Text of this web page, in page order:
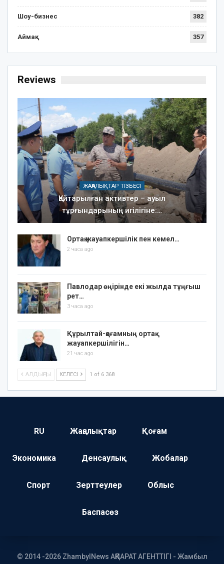
Шоу-бизнес 382
Аймақ 357
Reviews
ЖАҢАЛЫҚТАР ТІЗБЕСІ
Қайтарылған активтер – ауыл
тұрғындарының игілігіне:…
Ортақ жауапкершілік пен кемел…
2 часа ago
Павлодар өңірінде екі жылда тұңғыш
рет…
3 часа ago
Құрылтай-қоғамның ортақ
жауапкершілігін…
21 час ago
АЛДЫҢҒЫ КЕЛЕСІ 1 of 6 368
RU Жаңалықтар Қоғам
Экономика Денсаулық Жобалар
Спорт Зерттеулер Облыс
Баспасөз
© 2014 -2026 ZhambylNews АҚПАРАТ АГЕНТТІГІ - Жамбыл